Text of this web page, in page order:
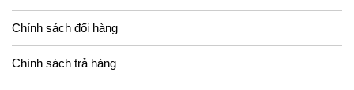
Chính sách đổi hàng
Chính sách trả hàng